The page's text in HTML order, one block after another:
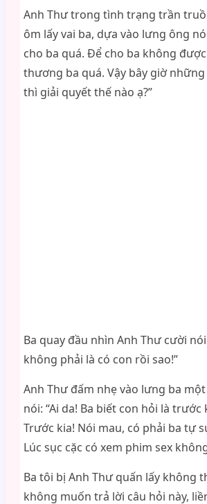
Anh Thư trong tình trạng trần
ôm lấy vai ba, dựa vào lưng ông
cho ba quá. Để cho ba không
thương ba quá. Vậy bây giờ
thì giải quyết thế nào ạ?”
Ba quay đầu nhìn Anh Thư cười
không phải là có con rồi sao!”
Anh Thư đấm nhẹ vào lưng ba
nói: “Ai da! Ba biết con hỏi là trước
Trước kia! Nói mau, có phải ba tự
Lúc sục cặc có xem phim sex
Ba tôi bị Anh Thư quấn lấy không
không muốn trả lời câu hỏi này,